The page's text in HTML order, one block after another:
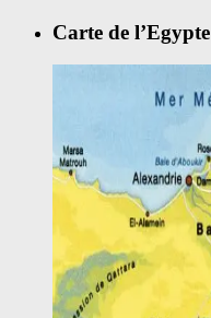
Carte de l’Egypte